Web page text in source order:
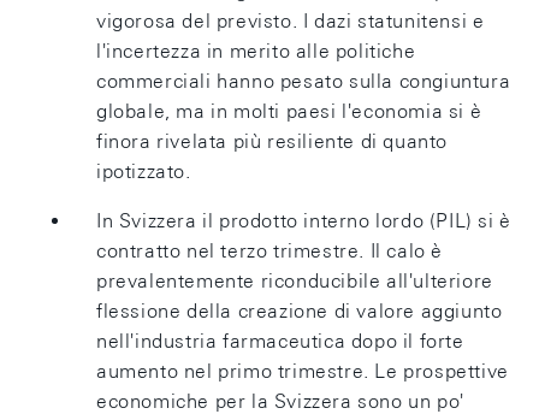
vigorosa del previsto. I dazi statunitensi e
l'incertezza in merito alle politiche
commerciali hanno pesato sulla congiuntura
globale, ma in molti paesi l'economia si è
finora rivelata più resiliente di quanto
ipotizzato.
In Svizzera il prodotto interno lordo (PIL) si è
contratto nel terzo trimestre. Il calo è
prevalentemente riconducibile all'ulteriore
flessione della creazione di valore aggiunto
nell'industria farmaceutica dopo il forte
aumento nel primo trimestre. Le prospettive
economiche per la Svizzera sono un po'